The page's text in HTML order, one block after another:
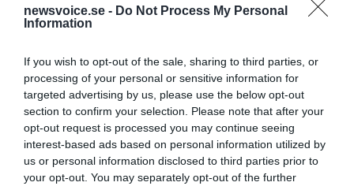
newsvoice.se - Do Not Process My Personal
Information
If you wish to opt-out of the sale, sharing to third parties, or
processing of your personal or sensitive information for
targeted advertising by us, please use the below opt-out
section to confirm your selection. Please note that after your
opt-out request is processed you may continue seeing
interest-based ads based on personal information utilized by
us or personal information disclosed to third parties prior to
your opt-out. You may separately opt-out of the further
KREAPRENÖR